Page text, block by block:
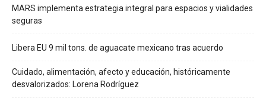
MARS implementa estrategia integral para espacios y vialidades
seguras
Libera EU 9 mil tons. de aguacate mexicano tras acuerdo
Cuidado, alimentación, afecto y educación, históricamente
desvalorizados: Lorena Rodríguez